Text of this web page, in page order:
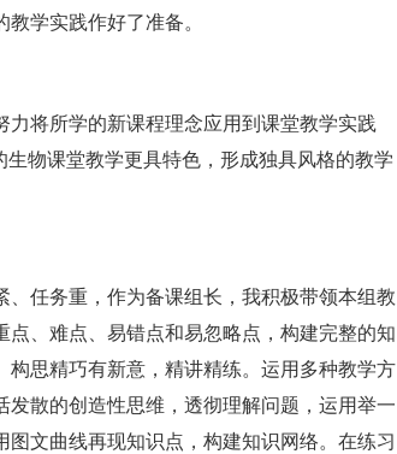
学实践作好了准备。
将所学的新课程理念应用到课堂教学实践
物课堂教学更具特色，形成独具风格的教学
任务重，作为备课组长，我积极带领本组教
、难点、易错点和易忽略点，构建完整的知
思精巧有新意，精讲精练。运用多种教学方
散的创造性思维，透彻理解问题，运用举一
文曲线再现知识点，构建知识网络。在练习